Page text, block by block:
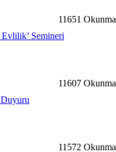
Söyleşi Hem De
İle Atatürk Kültür
11651 Okunma
Evlilik’ Semineri
11607 Okunma
11572 Okunma